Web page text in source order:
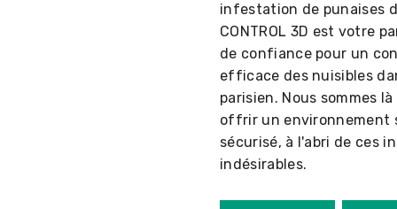
infestation de punaises
CONTROL 3D est votre
de confiance pour un
efficace des nuisibles
parisien. Nous sommes
offrir un environnement
sécurisé, à l'abri de ces
indésirables.